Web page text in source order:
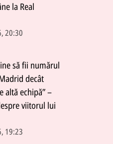
la Real
20:30
să fii numărul
decât
altă echipă” –
viitorul lui
19:23